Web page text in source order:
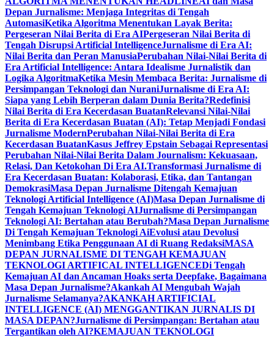
Depan Jurnalisme: Menjaga Integritas di Tengah
AutomasiKetika Algoritma Menentukan Layak Berita:
Pergeseran Nilai Berita di Era AIPergeseran Nilai Berita di
Tengah Disrupsi Artificial IntelligenceJurnalisme di Era AI:
Nilai Berita dan Peran ManusiaPerubahan Nilai-Nilai Berita di
Era Artificial Intelligence: Antara Idealisme Jurnalistik dan
Logika AlgoritmaKetika Mesin Membaca Berita: Jurnalisme di
Persimpangan Teknologi dan NuraniJurnalisme di Era AI:
Siapa yang Lebih Berperan dalam Dunia Berita?Redefinisi
Nilai Berita di Era Kecerdasan BuatanRelevansi Nilai-Nilai
Berita di Era Kecerdasan Buatan (AI): Tetap Menjadi Fondasi
Jurnalisme ModernPerubahan Nilai-Nilai Berita di Era
Kecerdasan BuatanKasus Jeffrey Epstain Sebagai Representasi
Perubahan Nilai-Nilai Berita Dalam Journalism: Kekuasaan,
Relasi, Dan Ketokohan Di Era AI.Transformasi Jurnalisme di
Era Kecerdasan Buatan: Kolaborasi, Etika, dan Tantangan
DemokrasiMasa Depan Jurnalisme Ditengah Kemajuan
Teknologi Artificial Intelligence (AI)Masa Depan Jurnalisme di
Tengah Kemajuan Teknologi AIJurnalisme di Persimpangan
Teknologi AI: Bertahan atau Berubah?Masa Depan Jurnalisme
Di Tengah Kemajuan Teknologi AiEvolusi atau Devolusi
Menimbang Etika Penggunaan AI di Ruang RedaksiMASA
DEPAN JURNALISME DI TENGAH KEMAJUAN
TEKNOLOGI ARTIFICAL INTELLIGENCEDi Tengah
Kemajuan AI dan Ancaman Hoaks serta Deepfake, Bagaimana
Masa Depan Jurnalisme?Akankah AI Mengubah Wajah
Jurnalisme Selamanya?AKANKAH ARTIFICIAL
INTELLIGENCE (AI) MENGGANTIKAN JURNALIS DI
MASA DEPAN?Jurnalisme di Persimpangan: Bertahan atau
Tergantikan oleh AI?KEMAJUAN TEKNOLOGI